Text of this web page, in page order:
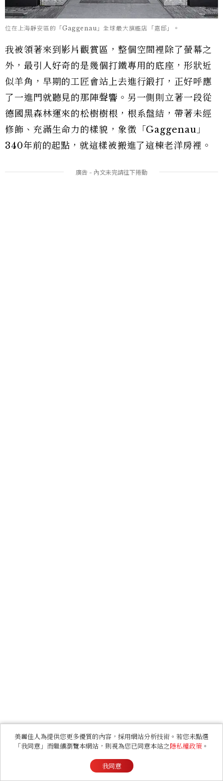
位在上海靜安區的「Gaggenau」全球最大旗艦店「嘉邸」。
我被領著來到影片觀賞區，整個空間裡除了螢幕之
外，最引人好奇的是幾個打鐵專用的底座，形狀近
似羊角，早期的工匠會站上去進行鍛打，正好呼應
了一進門就聽見的那陣聲響。另一側則立著一段從
德國黑森林運來的松樹樹根，根系盤結，帶著未經
修飾、充滿生命力的樣貌，象徵「Gaggenau」
340年前的起點，就這樣被搬進了這棟老洋房裡。
美麗佳人為提供您更多優質的內容，採用網站分析技術。若您未點選
「我同意」而繼續瀏覽本網站，則視為您已同意本站之隱私權政策 。
我同意